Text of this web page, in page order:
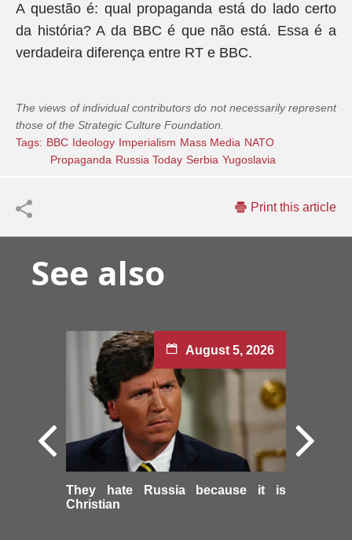
A questão é: qual propaganda está do lado certo
da história? A da BBC é que não está. Essa é a
verdadeira diferença entre RT e BBC.
The views of individual contributors do not necessarily represent
those of the Strategic Culture Foundation.
Tags: BBC Ideology Imperialism Mass Media NATO
Propaganda Russia Today Serbia Yugoslavia
Print this article
See also
August 5, 2026
They hate Russia because it is
Christian